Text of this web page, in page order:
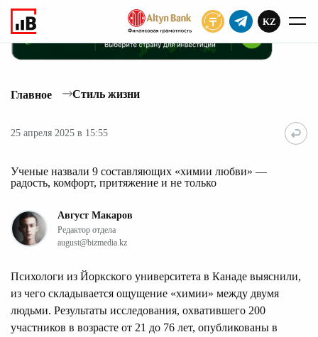
KZ
Главное Стиль жизни
25 апреля 2025 в 15:55
Ученые назвали 9 составляющих «химии любви» —
радость, комфорт, притяжение и не только
Август Макаров
Редактор отдела
august@bizmedia.kz
Психологи из Йоркского университета в Канаде выяснили,
из чего складывается ощущение «химии» между двумя
людьми. Результаты исследования, охватившего 200
участников в возрасте от 21 до 76 лет, опубликованы в